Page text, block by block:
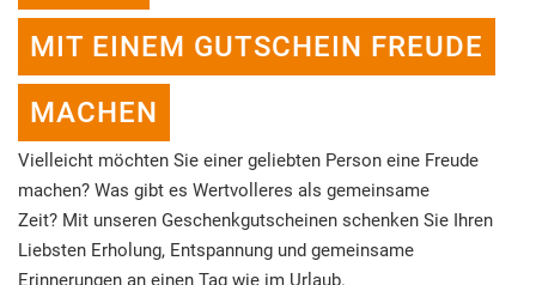
MIT EINEM GUTSCHEIN FREUDE
MACHEN
Vielleicht möchten Sie einer geliebten Person eine Freude
machen? Was gibt es Wertvolleres als gemeinsame
Zeit? Mit unseren Geschenkgutscheinen schenken Sie Ihren
Liebsten Erholung, Entspannung und gemeinsame
Erinnerungen an einen Tag wie im Urlaub.